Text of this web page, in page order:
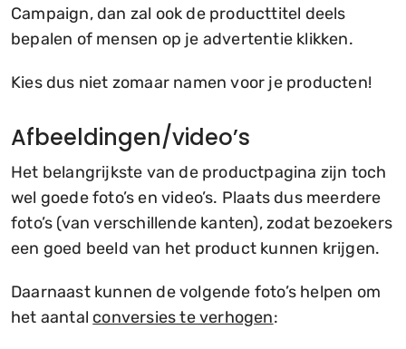
Campaign, dan zal ook de producttitel deels
bepalen of mensen op je advertentie klikken.
Kies dus niet zomaar namen voor je producten!
Afbeeldingen/video’s
Het belangrijkste van de productpagina zijn toch
wel goede foto’s en video’s. Plaats dus meerdere
foto’s (van verschillende kanten), zodat bezoekers
een goed beeld van het product kunnen krijgen.
Daarnaast kunnen de volgende foto’s helpen om
het aantal conversies te verhogen: